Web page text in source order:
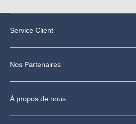
Service Client
Nos Partenaires
À propos de nous